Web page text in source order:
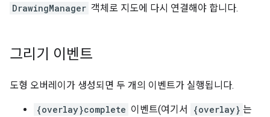
DrawingManager 객체로 지도에 다시 연결해야 합니다.
그리기 이벤트
도형 오버레이가 생성되면 두 개의 이벤트가 실행됩니다.
{overlay}complete 이벤트(여기서 {overlay} 는